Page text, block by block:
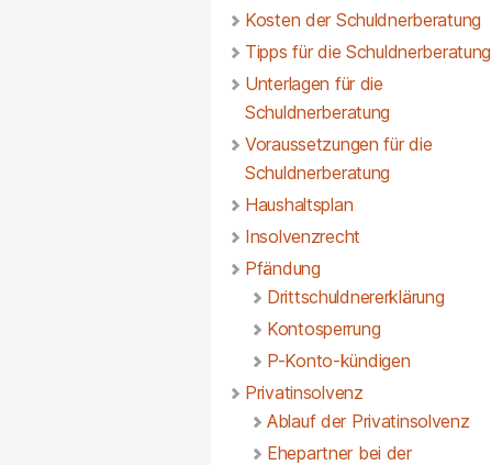
Kosten der Schuldnerberatung
Tipps für die Schuldnerberatung
Unterlagen für die
Schuldnerberatung
Voraussetzungen für die
Schuldnerberatung
Haushaltsplan
Insolvenzrecht
Pfändung
Drittschuldnererklärung
Kontosperrung
P-Konto-kündigen
Privatinsolvenz
Ablauf der Privatinsolvenz
Ehepartner bei der